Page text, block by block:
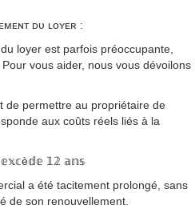
ᴅᴜ ʟᴏʏᴇʀ :
loyer est parfois préoccupante,
vous aider, nous vous dévoilons
de permettre au propriétaire de
aux coûts réels liés à la
𝟙𝟚 𝕒𝕟𝕤
a été tacitement prolongé, sans
de son renouvellement.